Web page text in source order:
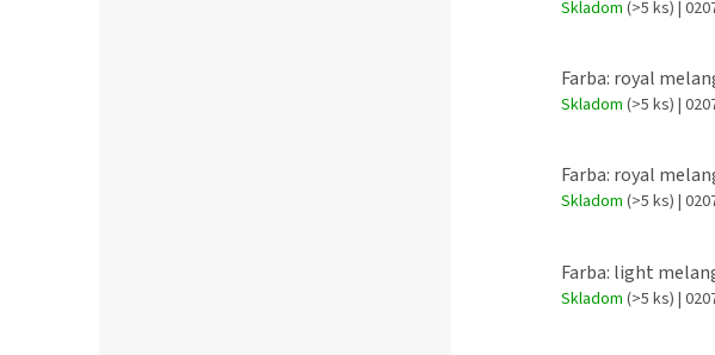
Skladom (>5 ks) |
Farba: royal
Skladom (>5 ks) |
Farba: royal
Skladom (>5 ks) |
Farba: light
Skladom (>5 ks) |